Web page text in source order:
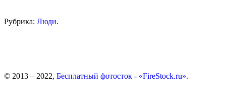
Рубрика: Люди.
© 2013 – 2022, Бесплатный фотосток - «FireStock.ru».